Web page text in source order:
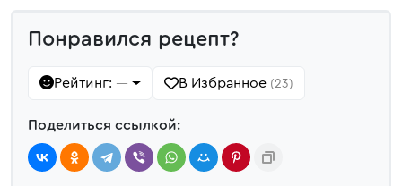
Понравился рецепт?
Рейтинг: — В Избранное (23)
Поделиться ссылкой: